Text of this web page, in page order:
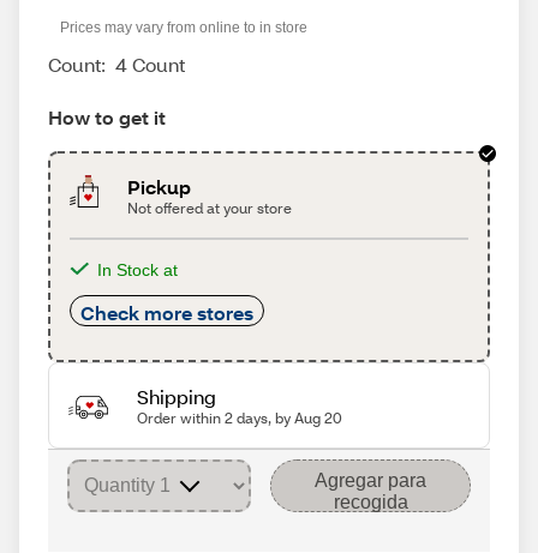
Prices may vary from online to in store
Count: 4 Count
How to get it
Pickup
Not offered at your store
In Stock at
Check more stores
Shipping
Order within 2 days, by Aug 20
Agregar para
recogida